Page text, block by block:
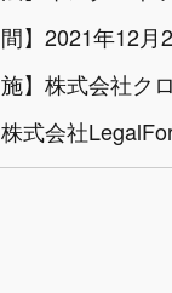
間】2021年12月
施】株式会社ク
株式会社